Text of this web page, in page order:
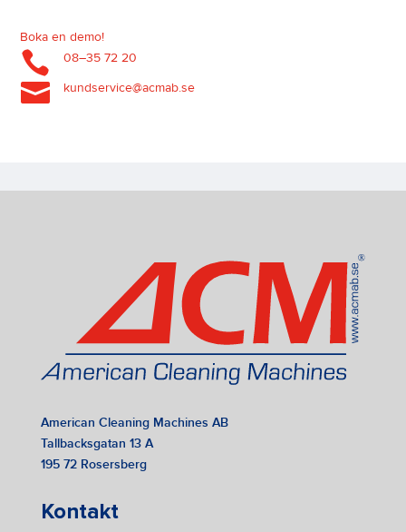
Boka en demo!
 08–35 72 20
 kundservice@acmab.se
American Cleaning Machines AB
Tallbacksgatan 13 A
195 72 Rosersberg
Kontakt